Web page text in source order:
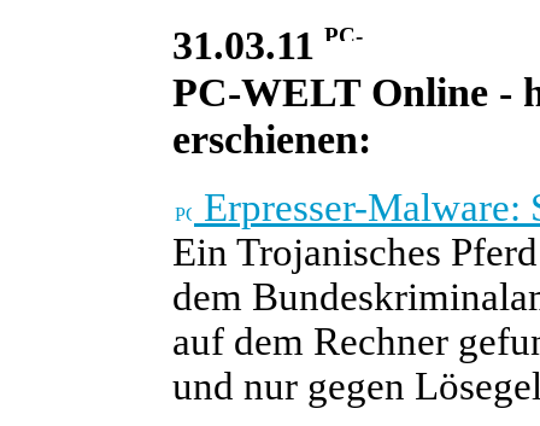
31.03.11
PC-WELT Online -
erschienen:
Erpresser-
Ein Trojanisches
dem
auf dem Rechner
und nur gegen